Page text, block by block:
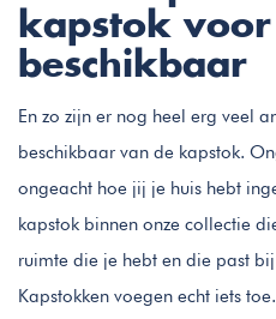
kapstok
beschikbaar
En zo zijn er nog heel erg veel
beschikbaar van de kapstok.
ongeacht hoe jij je huis hebt
kapstok binnen onze collectie
ruimte die je hebt en die past
Kapstokken voegen echt iets